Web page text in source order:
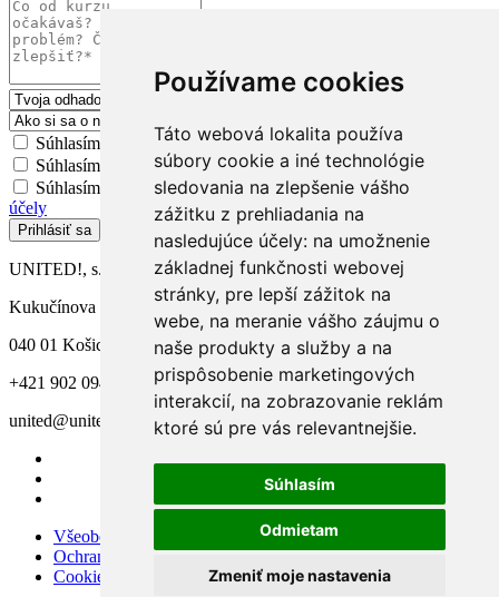
Používame cookies
Táto webová lokalita používa
súbory cookie a iné technológie
sledovania na zlepšenie vášho
zážitku z prehliadania na
nasledujúce účely: na umožnenie
základnej funkčnosti webovej
stránky, pre lepší zážitok na
webe, na meranie vášho záujmu o
naše produkty a služby a na
prispôsobenie marketingových
interakcií, na zobrazovanie reklám
ktoré sú pre vás relevantnejšie.
Súhlasím
Odmietam
Zmeniť moje nastavenia
Súhlasím so
všeobecnými obchodnými podmienkami
Súhlasím so spracovanímosobných údajov
Súhlasím so spracovanímosobných údajov na marketingové
účely
Prihlásiť sa
UNITED!, s.r.o.
Kukučínova 7
040 01 Košice
+421 902 094 291
united@united-school.sk
Všeobecné obchodné podmienky
Ochrana osobných údajov
Cookies